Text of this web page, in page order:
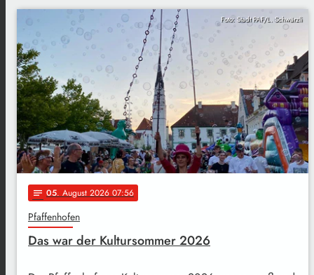
Foto: Stadt PAF/L. Schwärzli
notes 05. August 2026 07:56
Pfaffenhofen
Das war der Kultursommer 2026